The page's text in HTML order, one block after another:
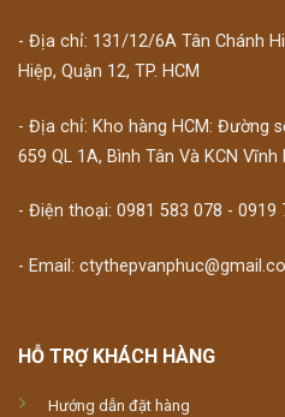
- Địa chỉ: 131/12/6A Tân Chánh
Hiệp, Quận 12, TP. HCM
- Địa chỉ: Kho hàng HCM: Đường
659 QL 1A, Bình Tân Và KCN Vĩnh
- Điện thoại: 0981 583 078 - 0919
- Email:
HỖ TRỢ KHÁCH HÀNG
Hướng dẫn đặt hàng